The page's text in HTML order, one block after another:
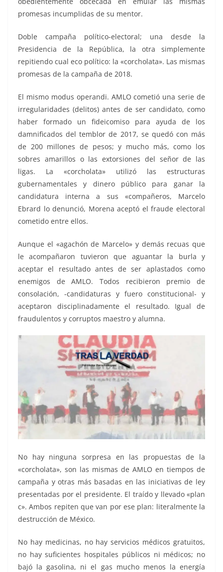
promesas incumplidas de su mentor.
Doble campaña político-electoral; una desde la
Presidencia de la República, la otra simplemente
repitiendo cual eco político: la «corcholata». Las mismas
promesas de la campaña de 2018.
El mismo modus operandi. AMLO cometió una serie de
irregularidades (delitos) antes de ser candidato, como
haber formado un fideicomiso para ayuda de los
damnificados del temblor de 2017, se quedó con más
de 200 millones de pesos; y mucho más, como los
sobres amarillos o las extorsiones del señor de las
ligas. La «corcholata» utilizó las estructuras
gubernamentales y dinero público para ganar la
candidatura interna a sus «compañeros, Marcelo
Ebrard lo denunció, Morena aceptó el fraude electoral
cometido entre ellos.
Aunque el «agachón de Marcelo» y demás recuas que
le acompañaron tuvieron que aguantar la burla y
aceptar el resultado antes de ser aplastados como
enemigos de AMLO. Todos recibieron premio de
consolación, -candidaturas y fuero constitucional- y
aceptaron disciplinadamente el resultado. Igual de
fraudulentos y corruptos maestro y alumna.
No hay ninguna sorpresa en las propuestas de la
«corcholata», son las mismas de AMLO en tiempos de
campaña y otras más basadas en las iniciativas de ley
presentadas por el presidente. El traído y llevado «plan
c». Ambos repiten que van por ese plan: literalmente la
destrucción de México.
No hay medicinas, no hay servicios médicos gratuitos,
no hay suficientes hospitales públicos ni médicos; no
bajó la gasolina, ni el gas mucho menos la energía